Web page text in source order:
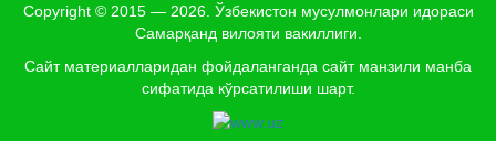
Copyright © 2015 — 2026. Ўзбекистон мусулмонлари идораси
Самарқанд вилояти вакиллиги.
Сайт материалларидан фойдаланганда сайт манзили манба
сифатида кўрсатилиши шарт.